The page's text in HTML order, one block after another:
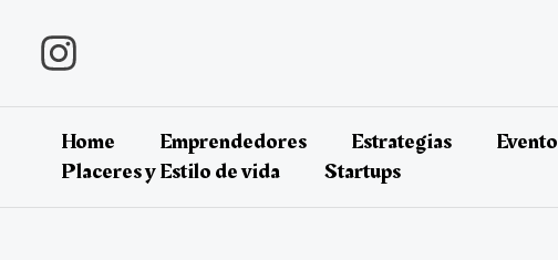
contenido
Home Emprendedores Estrategias
Placeres y Estilo de vida
Startups